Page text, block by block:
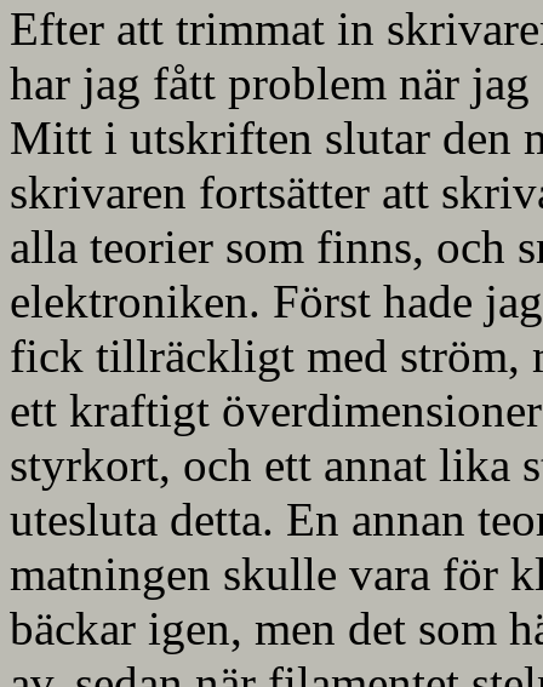
Efter att trimmat in
har jag fått problem när
Mitt i utskriften slutar den
skrivaren fortsätter att
alla teorier som finns, och
elektroniken. Först hade
fick tillräckligt med ström,
ett kraftigt
styrkort, och ett annat lika
utesluta detta. En annan
matningen skulle vara för
bäckar igen, men det som